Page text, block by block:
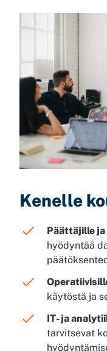
Kenelle
Päättäjille
hyödyntää
käytöstä ja
IT- ja
tarvitsevat